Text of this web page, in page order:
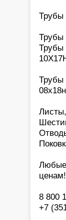
Трубы
Трубы
Трубы
Трубы
Любые
ценам!
8 800
+7